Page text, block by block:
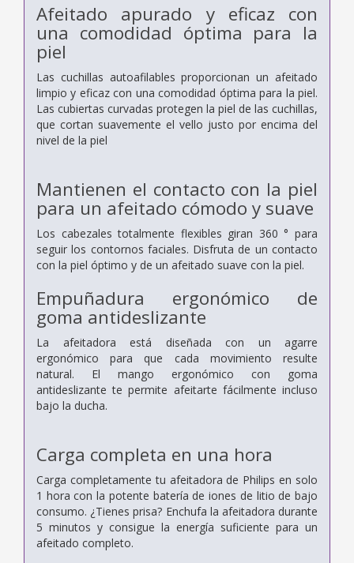
Afeitado apurado y eficaz con
una comodidad óptima para la
piel
Las cuchillas autoafilables proporcionan un afeitado
limpio y eficaz con una comodidad óptima para la piel.
Las cubiertas curvadas protegen la piel de las cuchillas,
que cortan suavemente el vello justo por encima del
nivel de la piel
Mantienen el contacto con la piel
para un afeitado cómodo y suave
Los cabezales totalmente flexibles giran 360 ° para
seguir los contornos faciales. Disfruta de un contacto
con la piel óptimo y de un afeitado suave con la piel.
Empuñadura ergonómico de
goma antideslizante
La afeitadora está diseñada con un agarre
ergonómico para que cada movimiento resulte
natural. El mango ergonómico con goma
antideslizante te permite afeitarte fácilmente incluso
bajo la ducha.
Carga completa en una hora
Carga completamente tu afeitadora de Philips en solo
1 hora con la potente batería de iones de litio de bajo
consumo. ¿Tienes prisa? Enchufa la afeitadora durante
5 minutos y consigue la energía suficiente para un
afeitado completo.